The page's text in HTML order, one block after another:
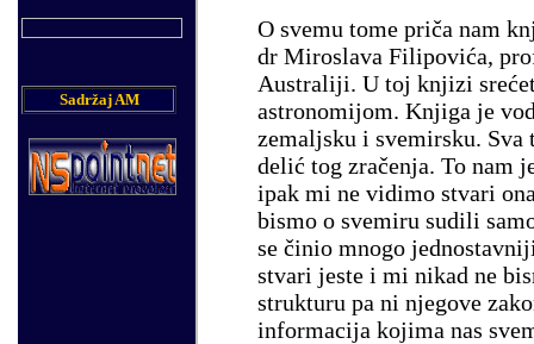
Sadržaj AM
O svemu tome priča nam
dr Miroslava Filipovića,
Australiji. U toj knjizi
astronomijom. Knjiga je
zemaljsku i svemirsku.
delić tog zračenja. To nam
ipak mi ne vidimo stvari
bismo o svemiru sudili
se činio mnogo
stvari jeste i mi nikad ne
strukturu pa ni njegove
informacija kojima nas